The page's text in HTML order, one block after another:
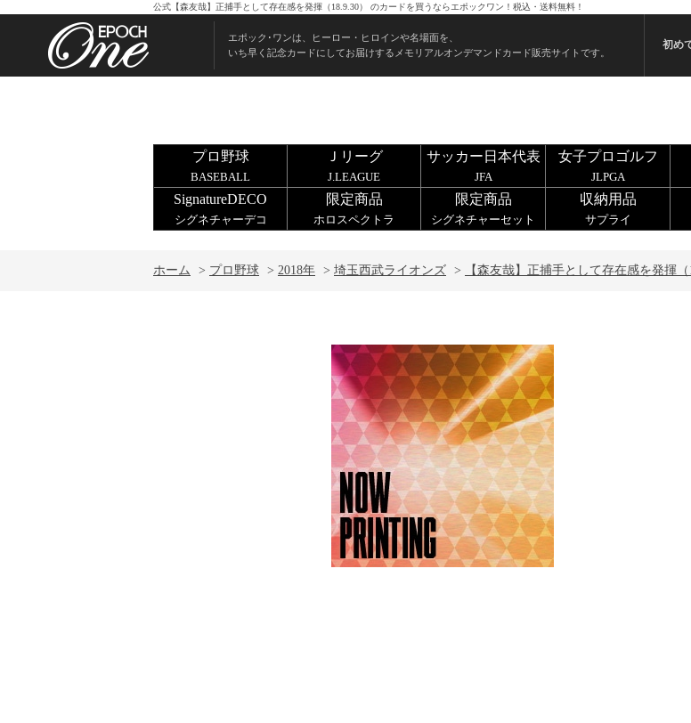
公式【森友哉】正捕手として存在感を発揮（18.9.30） のカードを買うならエポックワン！税込・送料無料！
エポック･ワンは、ヒーロー・ヒロインや名場面を、
いち早く記念カードにしてお届けするメモリアルオンデマンドカード販売サイトです。
初め
プロ野球
BASEBALL
Ｊリーグ
J.LEAGUE
サッカー日本代表
JFA
女子プロゴルフ
JLPGA
SignatureDECO
シグネチャーデコ
限定商品
ホロスペクトラ
限定商品
シグネチャーセット
収納用品
サプライ
ホーム > プロ野球 > 2018年 > 埼玉西武ライオンズ > 【森友哉】正捕手として存在感を発揮（